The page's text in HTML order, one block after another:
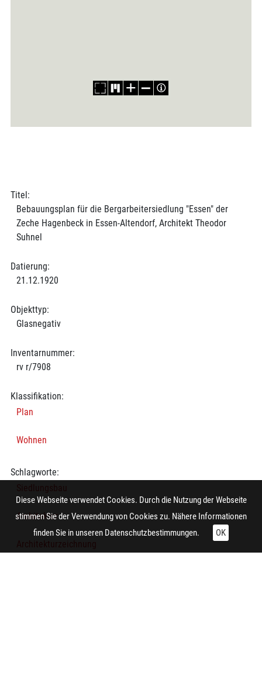
Titel:
Bebauungsplan für die Bergarbeitersiedlung "Essen" der
Zeche Hagenbeck in Essen-Altendorf, Architekt Theodor
Suhnel
Datierung:
21.12.1920
Objekttyp:
Glasnegativ
Inventarnummer:
rv r/7908
Klassifikation:
Plan
Wohnen
Schlagworte:
Architektur
Diese Webseite verwendet Cookies. Durch die Nutzung der Webseite
stimmen Sie der Verwendung von Cookies zu. Nähere Informationen
finden Sie in unseren Datenschutzbestimmungen. OK